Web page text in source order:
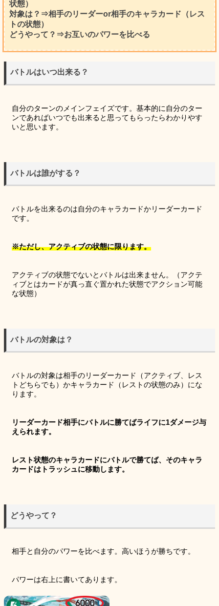
状態）
対象は？⇒相手のリーダーor相手のキャラカード（レス
トの状態）
どうやって？⇒お互いのパワーを比べる
バトルはいつ出来る？
自分のターンのメインフェイズです。基本的に自分のター
ンであればいつでも出来ると思ってもらったらわかりやす
いと思います。
バトルは誰がする？
バトルを出来るのは自分のキャラカードかリーダーカード
です。
※ただし、アクティブの状態に限ります。
アクティブの状態でないとバトルは出来ません。（アクテ
ィブとはカードが真っ直ぐ置かれた状態でアクション可能
な状態）
バトルの対象は？
バトルの対象は相手のリーダーカード（アクティブ、レス
トどちらでも）かキャラカード（レストの状態のみ）にな
ります。
リーダーカード相手にバトルに勝てばライフに1ダメージ与
えられます。
レスト状態のキャラカードにバトルで勝てば、そのキャラ
カードはトラッシュに移動します。
どうやって？
相手と自分のパワーを比べます。高いほうが勝ちです。
パワーは右上に書いてあります。